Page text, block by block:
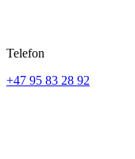
Telefon
+47 95 83 28 92